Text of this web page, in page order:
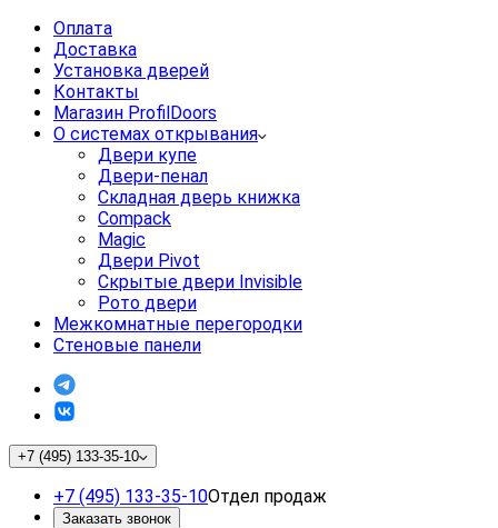
Оплата
Доставка
Установка дверей
Контакты
Магазин ProfilDoors
О системах открывания
Двери купе
Двери-пенал
Складная дверь книжка
Compack
Magic
Двери Pivot
Скрытые двери Invisible
Рото двери
Межкомнатные перегородки
Стеновые панели
+7 (495) 133-35-10
+7 (495) 133-35-10Отдел продаж
Заказать звонок